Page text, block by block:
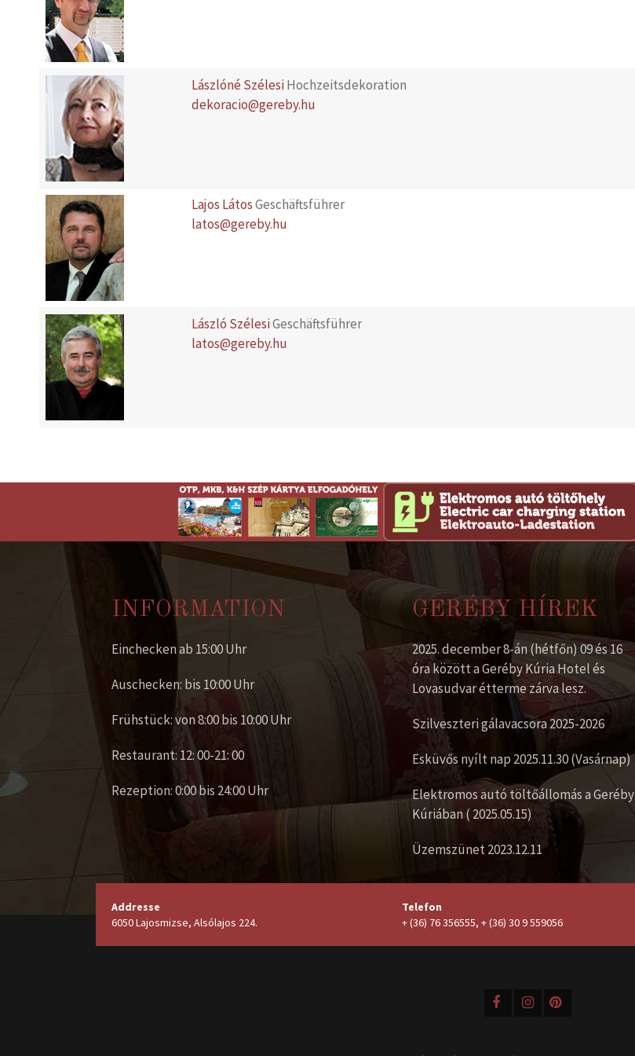
Lászlóné SzélesiHochzeitsdekoration
dekoracio@gereby.hu
Lajos LátosGeschäftsführer
latos@gereby.hu
László SzélesiGeschäftsführer
latos@gereby.hu
INFORMATION
Einchecken ab 15:00 Uhr
Auschecken: bis 10:00 Uhr
Frühstück: von 8:00 bis 10:00 Uhr
Restaurant: 12: 00-21: 00
Rezeption: 0:00 bis 24:00 Uhr
GERÉBY HÍREK
2025. december 8-án (hétfőn) 09 és 16
óra között a Geréby Kúria Hotel és
Lovasudvar étterme zárva lesz.
Szilveszteri gálavacsora 2025-2026
Esküvős nyílt nap 2025.11.30 (Vasárnap)
Elektromos autó töltőállomás a Geréby
Kúriában ( 2025.05.15)
Üzemszünet 2023.12.11
Addresse
6050 Lajosmizse, Alsólajos 224.
Telefon
+ (36) 76 356555, + (36) 30 9 559056